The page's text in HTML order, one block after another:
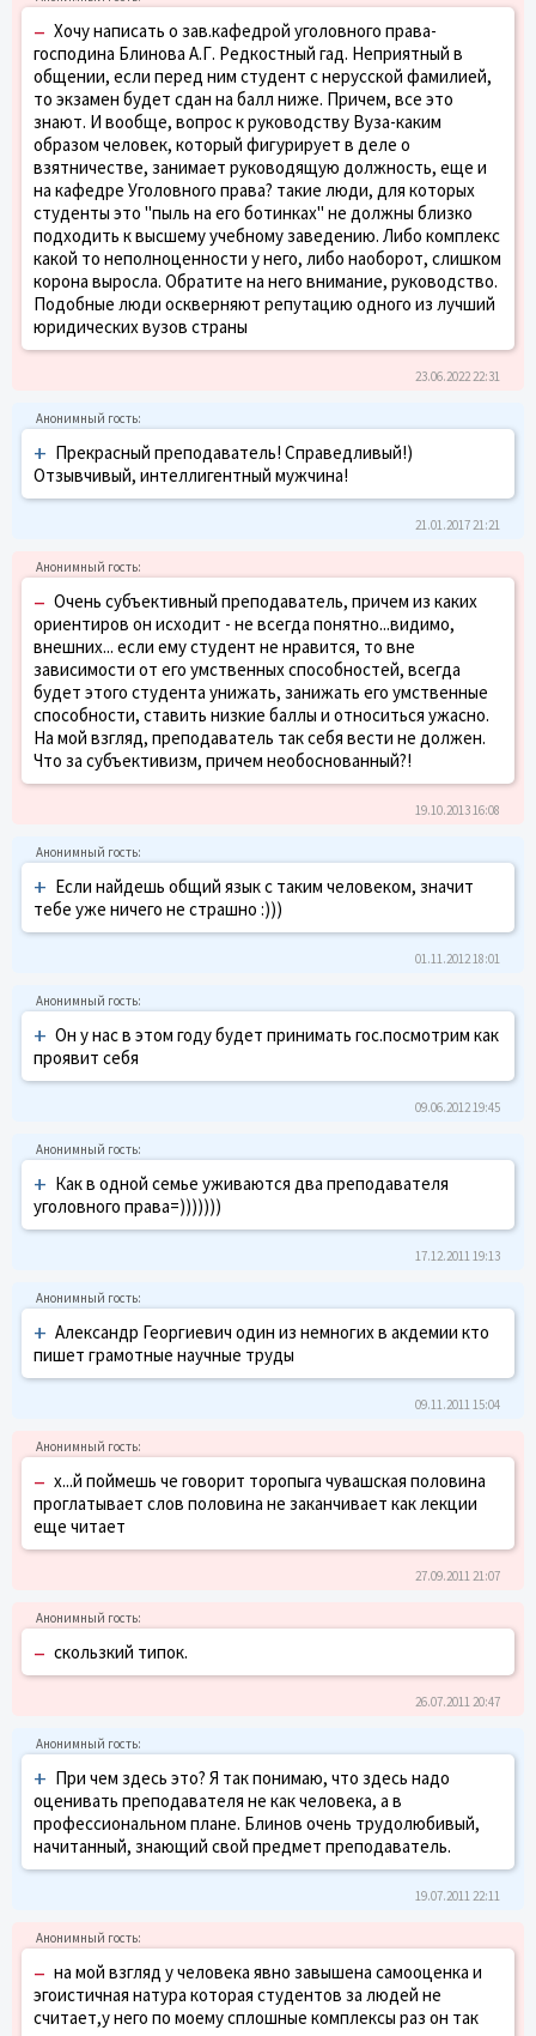
– Хочу написать о зав.кафедрой уголовного права-
господина Блинова А.Г. Редкостный гад. Неприятный в
общении, если перед ним студент с нерусской фамилией,
то экзамен будет сдан на балл ниже. Причем, все это
знают. И вообще, вопрос к руководству Вуза-каким
образом человек, который фигурирует в деле о
взятничестве, занимает руководящую должность, еще и
на кафедре Уголовного права? такие люди, для которых
студенты это "пыль на его ботинках" не должны близко
подходить к высшему учебному заведению. Либо комплекс
какой то неполноценности у него, либо наоборот, слишком
корона выросла. Обратите на него внимание, руководство.
Подобные люди оскверняют репутацию одного из лучший
юридических вузов страны
23.06.2022 22:31
+ Прекрасный преподаватель! Справедливый!)
Отзывчивый, интеллигентный мужчина!
21.01.2017 21:21
– Очень субъективный преподаватель, причем из каких
ориентиров он исходит - не всегда понятно...видимо,
внешних... если ему студент не нравится, то вне
зависимости от его умственных способностей, всегда
будет этого студента унижать, занижать его умственные
способности, ставить низкие баллы и относиться ужасно.
На мой взгляд, преподаватель так себя вести не должен.
Что за субъективизм, причем необоснованный?!
19.10.2013 16:08
+ Если найдешь общий язык с таким человеком, значит
тебе уже ничего не страшно :)))
01.11.2012 18:01
+ Он у нас в этом году будет принимать гос.посмотрим как
проявит себя
09.06.2012 19:45
+ Как в одной семье уживаются два преподавателя
уголовного права=)))))))
17.12.2011 19:13
+ Александр Георгиевич один из немногих в акдемии кто
пишет грамотные научные труды
09.11.2011 15:04
– х...й поймешь че говорит торопыга чувашская половина
проглатывает слов половина не заканчивает как лекции
еще читает
27.09.2011 21:07
– скользкий типок.
26.07.2011 20:47
+ При чем здесь это? Я так понимаю, что здесь надо
оценивать преподавателя не как человека, а в
профессиональном плане. Блинов очень трудолюбивый,
начитанный, знающий свой предмет преподаватель.
19.07.2011 22:11
– на мой взгляд у человека явно завышена самооценка и
эгоистичная натура которая студентов за людей не
считает,у него по моему сплошные комплексы раз он так